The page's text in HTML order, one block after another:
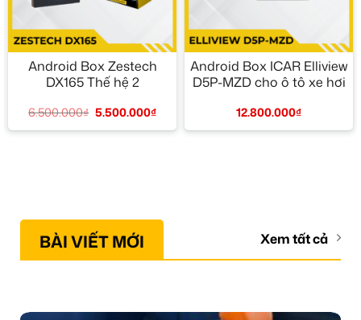
Android Box Zestech
DX165 Thế hệ 2
6.500.000₫ 5.500.000₫
Android Box ICAR Elliview
D5P-MZD cho ô tô xe hơi
12.800.000₫
BÀI VIẾT MỚI Xem tất cả